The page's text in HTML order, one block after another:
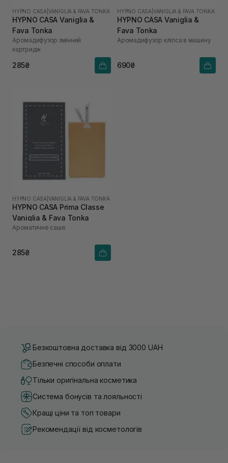
HYPNO CASA VANIGLIA & FAVA TONKA
HYPNO CASA Vaniglia &
Fava Tonka
Аромадифузор змінний
картридж
285₴
HYPNO CASA VANIGLIA & FAVA TONKA
HYPNO CASA Vaniglia &
Fava Tonka
Аромадифузор кліпса в машину
690₴
HYPNO CASA VANIGLIA & FAVA TONKA
HYPNO CASA Prima Classe
Vaniglia & Fava Tonka
Ароматичне саше
285₴
Безкоштовна доставка від 3000 UAH
Безпечні способи оплати
Тільки оригінальна косметика
Система бонусів та лояльності
Кращі ціни та топ товари
Рекомендації від косметологів